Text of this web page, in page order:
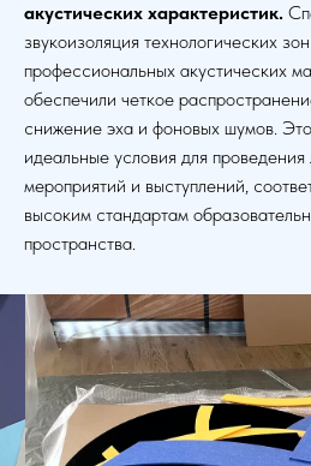
акустических характеристик.
звукоизоляция технологических
профессиональных акустических
обеспечили четкое
снижение эха и фоновых шумов.
идеальные условия для проведения
мероприятий и выступлений,
высоким стандартам
пространства.